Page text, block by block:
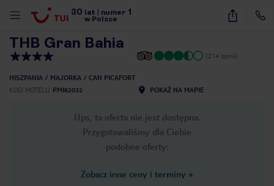
30 lat numer 1
w Polsce
28
THB Gran Bahia
(214 opinii)
HISZPANIA MAJORKA
CAN PICAFORT
KOD HOTELU PMI82032 POKAŻ NA MAPIE
Ups, ta oferta nie jest dostępna.
Przygotowaliśmy dla Ciebie
podobne oferty:
Zobacz inne ceny i terminy »